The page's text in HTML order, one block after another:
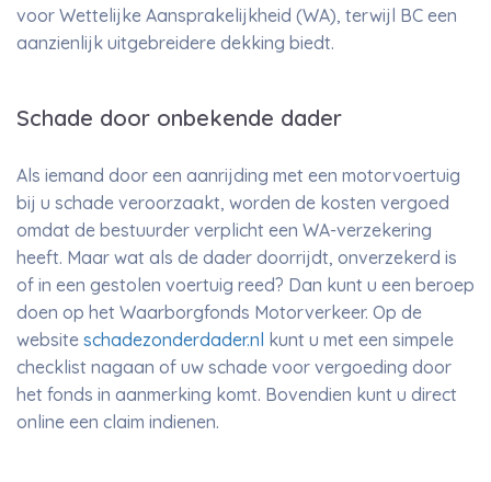
voor Wettelijke Aansprakelijkheid (WA), terwijl BC een
aanzienlijk uitgebreidere dekking biedt.
Schade door onbekende dader
Als iemand door een aanrijding met een motorvoertuig
bij u schade veroorzaakt, worden de kosten vergoed
omdat de bestuurder verplicht een WA-verzekering
heeft. Maar wat als de dader doorrijdt, onverzekerd is
of in een gestolen voertuig reed? Dan kunt u een beroep
doen op het Waarborgfonds Motorverkeer. Op de
website schadezonderdader.nl kunt u met een simpele
checklist nagaan of uw schade voor vergoeding door
het fonds in aanmerking komt. Bovendien kunt u direct
online een claim indienen.